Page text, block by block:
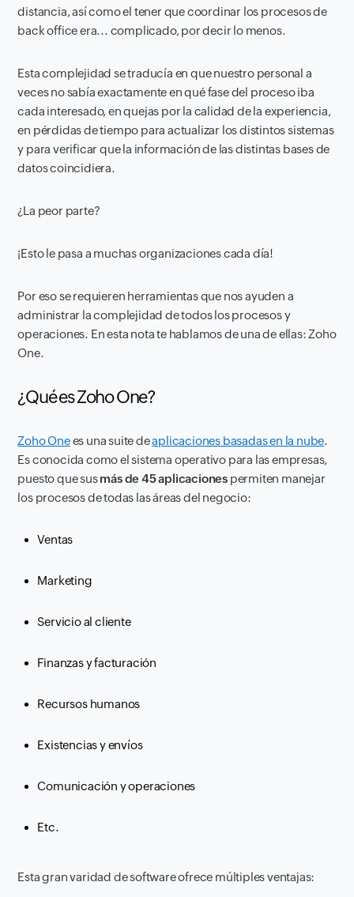
distancia, así como el tener que coordinar los procesos de
back office era... complicado, por decir lo menos.
Esta complejidad se traducía en que nuestro personal a
veces no sabía exactamente en qué fase del proceso iba
cada interesado, en quejas por la calidad de la experiencia,
en pérdidas de tiempo para actualizar los distintos sistemas
y para verificar que la información de las distintas bases de
datos coincidiera.
¿La peor parte?
¡Esto le pasa a muchas organizaciones cada día!
Por eso se requieren herramientas que nos ayuden a
administrar la complejidad de todos los procesos y
operaciones. En esta nota te hablamos de una de ellas: Zoho
One.
¿Qué es Zoho One?
Zoho Onees una suite deaplicaciones basadas en la nube.
Es conocida como el sistema operativo para las empresas,
puesto que susmás de 45 aplicaciones permiten manejar
los procesos de todas las áreas del negocio:
Ventas
Marketing
Servicio al cliente
Finanzas y facturación
Recursos humanos
Existencias y envíos
Comunicación y operaciones
Etc.
Esta gran varidad de software ofrece múltiples ventajas: